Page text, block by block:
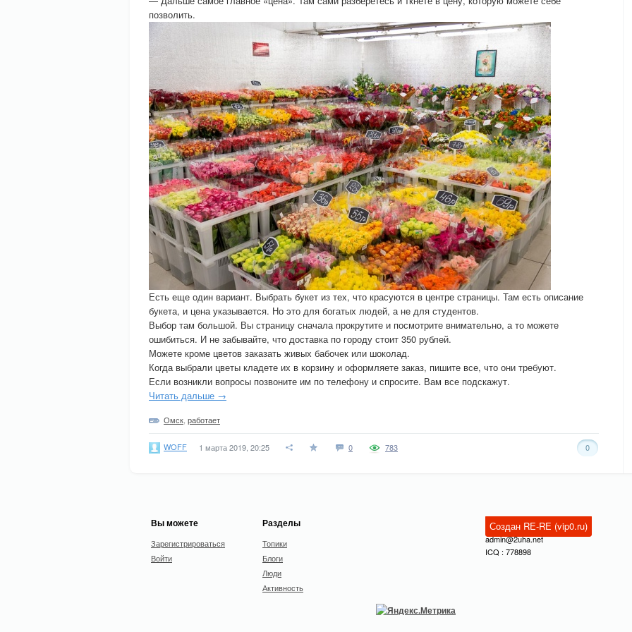
позволить.
Есть еще один вариант. Выбрать букет из тех, что красуются в центре страницы. Там есть описание
букета, и цена указывается. Но это для богатых людей, а не для студентов.
Выбор там большой. Вы страницу сначала прокрутите и посмотрите внимательно, а то можете
ошибиться. И не забывайте, что доставка по городу стоит 350 рублей.
Можете кроме цветов заказать живых бабочек или шоколад.
Когда выбрали цветы кладете их в корзину и оформляете заказ, пишите все, что они требуют.
Если возникли вопросы позвоните им по телефону и спросите. Вам все подскажут.
Читать дальше →
Омск работает
WOFF 1 марта 2019, 20:25 0 0
783
Вы можете
Зарегистрироваться
Войти
Разделы
Топики
Блоги
Люди
Активность
Создан RE-RE (vip0.ru)
admin@2uha.net
ICQ : 778898